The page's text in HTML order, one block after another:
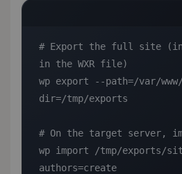
# Export the full site
in the WXR file)
wp export --path=/var/
dir=/tmp/exports
# On the target server,
wp import /tmp/exports/
authors=create